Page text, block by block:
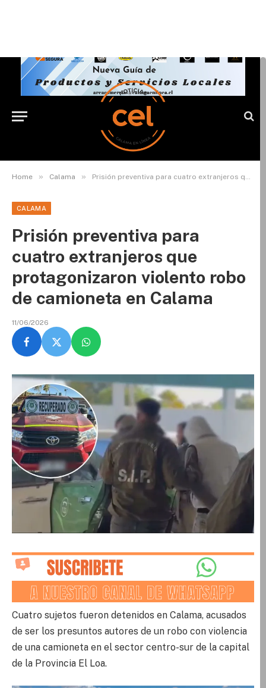
Home » Calama » Prisión preventiva para cuatro extranjeros que protagonizaron violento robo de camioneta en Calama
CALAMA
Prisión preventiva para
cuatro extranjeros que
protagonizaron violento robo
de camioneta en Calama
11/06/2026
Cuatro sujetos fueron detenidos en Calama, acusados
de ser los presuntos autores de un robo con violencia
de una camioneta en el sector centro-sur de la capital
de la Provincia El Loa.